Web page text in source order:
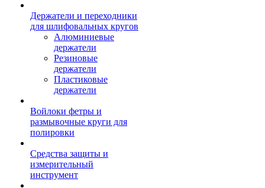
Держатели и переходники
для шлифовальных кругов
Алюминиевые
держатели
Резиновые
держатели
Пластиковые
держатели
Войлоки фетры и
размывочные круги для
полировки
Средства защиты и
измерительный
инструмент